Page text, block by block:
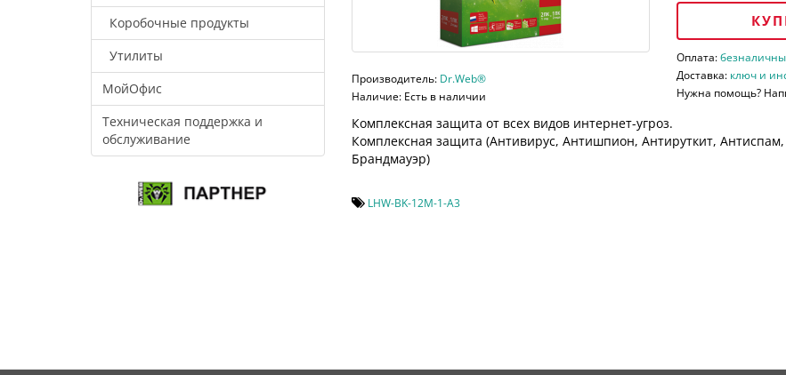
Коробочные продукты
Утилиты
МойОфис
Техническая поддержка и
обслуживание
Производитель: Dr.Web®
Наличие: Есть в наличии
Оплата:
Доставка: ключ и
Нужна помощь?
Комплексная защита от всех видов интернет-угроз.
Комплексная защита (Антивирус, Антишпион, Антируткит,
Брандмауэр)
LHW-BK-12M-1-A3